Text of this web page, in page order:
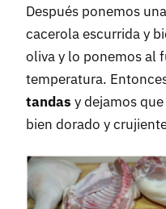
Después ponemos
cacerola escurrida y
oliva y lo ponemos al
temperatura.
tandas y dejamos
bien dorado y